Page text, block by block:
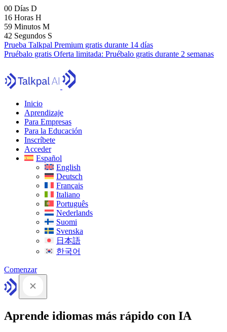
00 Días D
16 Horas H
59 Minutos M
40 Segundos S
Prueba Talkpal Premium gratis durante 14 días
Pruébalo gratis Oferta limitada: Pruébalo gratis durante 2 semanas
Inicio
Aprendizaje
Para Empresas
Para la Educación
Inscríbete
Acceder
Español
English
Deutsch
Français
Italiano
Português
Nederlands
Suomi
Svenska
日本語
한국어
Comenzar
Aprende idiomas más rápido con IA